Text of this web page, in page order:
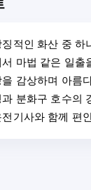
적인 화산 중
마법 같은 일출
감상하며 아름
분화구 호수의
기사와 함께 편